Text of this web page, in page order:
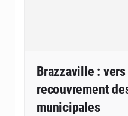
Brazzaville :
recouvrement
municipales